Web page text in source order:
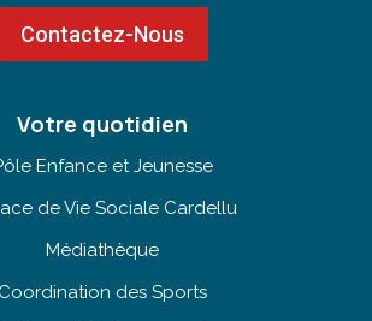
Contactez-Nous
Votre quotidien
Enfance et Jeunesse
de Vie Sociale Cardellu
Médiathèque
Coordination des Sports